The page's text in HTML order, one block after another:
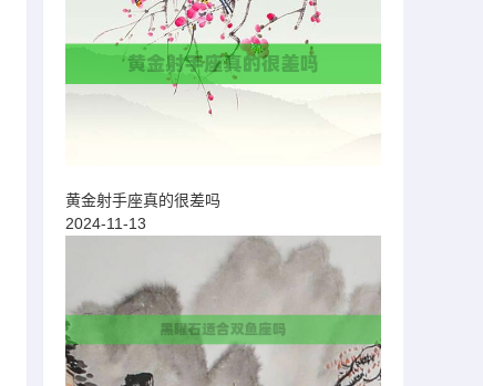
黄金射手座真的很差吗
2024-11-13